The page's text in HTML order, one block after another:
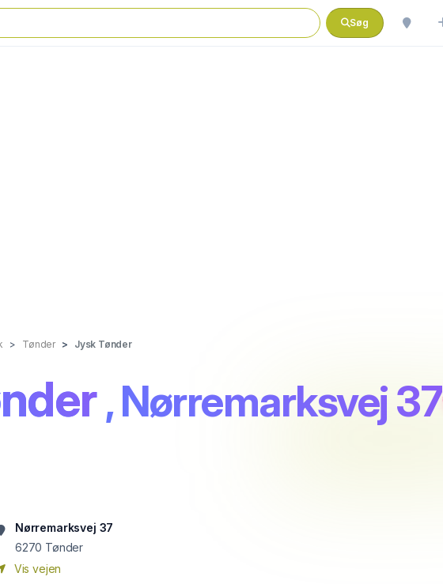
Søg
Tønder Jysk Tønder
, Nørremarksvej 37
Nørremarksvej 37
6270 Tønder
Vis vejen